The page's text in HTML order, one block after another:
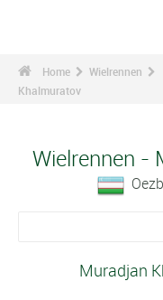
Home Wielrennen
Khalmuratov
Wielrennen -
Muradjan